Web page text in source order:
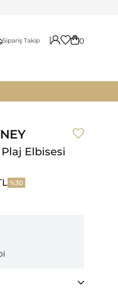
Sipariş Takip 0
Elbisesi
30